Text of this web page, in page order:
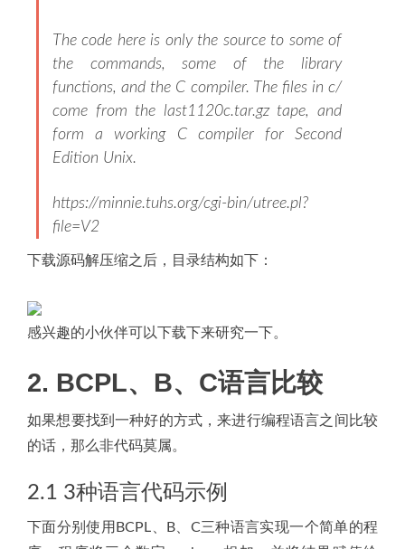
The code here is only the source to some of
the commands, some of the library
functions, and the C compiler. The files in c/
come from the last1120c.tar.gz tape, and
form a working C compiler for Second
Edition Unix.
https://minnie.tuhs.org/cgi-bin/utree.pl?
file=V2
下载源码解压缩之后，目录结构如下：
感兴趣的小伙伴可以下载下来研究一下。
2. BCPL、B、C语言比较
如果想要找到一种好的方式，来进行编程语言之间比较
的话，那么非代码莫属。
2.1 3种语言代码示例
下面分别使用BCPL、B、C三种语言实现一个简单的程